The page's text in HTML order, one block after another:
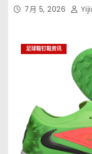
7月 5, 2026
足球鞋钉鞋资讯